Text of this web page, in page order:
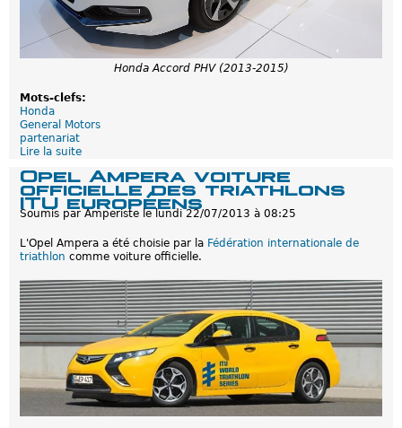
Honda Accord PHV (2013-2015)
Mots-clefs:
Honda
General Motors
partenariat
Lire la suite
e
n
e
a
l
o
t
o
r
s
e
t
H
o
n
d
Opel Ampera voiture
officielle des triathlons
ITU européens
Soumis par Amperiste le lundi 22/07/2013 à 08:25
L'Opel Ampera a été choisie par la Fédération internationale de
triathlon comme voiture officielle.